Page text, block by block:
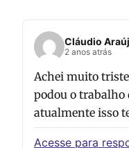
Cláudio
2 anos atrás
Achei muito
podou o trabalho
atualmente isso
Acesse para